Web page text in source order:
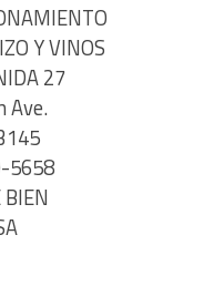
Y VINOS
27
Ave.
5658